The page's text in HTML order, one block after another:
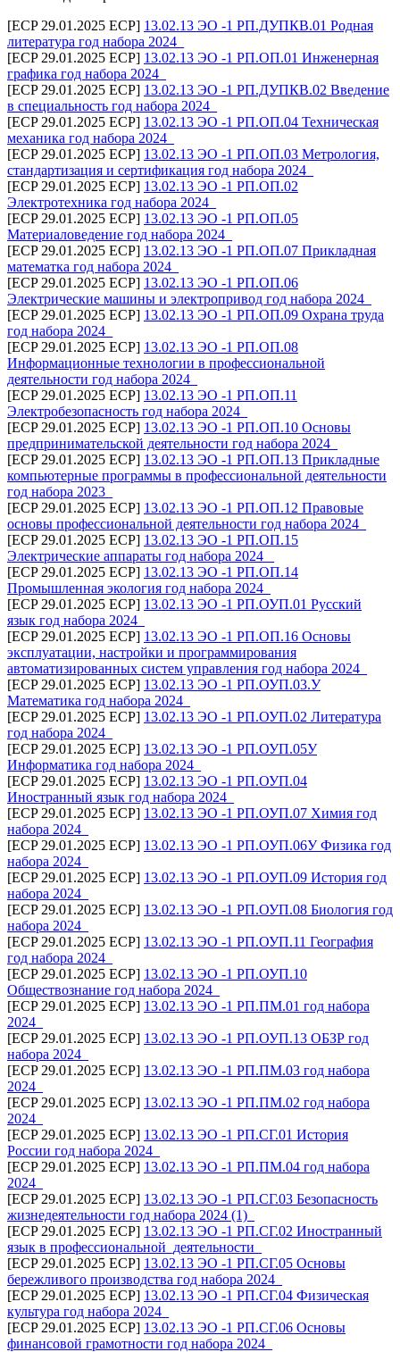
[ECP 29.01.2025 ECP] 13.02.13 ЭО -1 РП.ДУПКВ.01 Родная
литература год набора 2024_
[ECP 29.01.2025 ECP] 13.02.13 ЭО -1 РП.ОП.01 Инженерная
графика год набора 2024_
[ECP 29.01.2025 ECP] 13.02.13 ЭО -1 РП.ДУПКВ.02 Введение
в специальность год набора 2024_
[ECP 29.01.2025 ECP] 13.02.13 ЭО -1 РП.ОП.04 Техническая
механика год набора 2024_
[ECP 29.01.2025 ECP] 13.02.13 ЭО -1 РП.ОП.03 Метрология,
стандартизация и сертификация год набора 2024_
[ECP 29.01.2025 ECP] 13.02.13 ЭО -1 РП.ОП.02
Электротехника год набора 2024_
[ECP 29.01.2025 ECP] 13.02.13 ЭО -1 РП.ОП.05
Материаловедение год набора 2024_
[ECP 29.01.2025 ECP] 13.02.13 ЭО -1 РП.ОП.07 Прикладная
математка год набора 2024_
[ECP 29.01.2025 ECP] 13.02.13 ЭО -1 РП.ОП.06
Электрические машины и электропривод год набора 2024_
[ECP 29.01.2025 ECP] 13.02.13 ЭО -1 РП.ОП.09 Охрана труда
год набора 2024_
[ECP 29.01.2025 ECP] 13.02.13 ЭО -1 РП.ОП.08
Информационные технологии в профессиональной
деятельности год набора 2024_
[ECP 29.01.2025 ECP] 13.02.13 ЭО -1 РП.ОП.11
Электробезопасность год набора 2024_
[ECP 29.01.2025 ECP] 13.02.13 ЭО -1 РП.ОП.10 Основы
предпринимательской деятельности год набора 2024_
[ECP 29.01.2025 ECP] 13.02.13 ЭО -1 РП.ОП.13 Прикладные
компьютерные программы в профессиональной деятельности
год набора 2023_
[ECP 29.01.2025 ECP] 13.02.13 ЭО -1 РП.ОП.12 Правовые
основы профессиональной деятельности год набора 2024_
[ECP 29.01.2025 ECP] 13.02.13 ЭО -1 РП.ОП.15
Электрические аппараты год набора 2024 _
[ECP 29.01.2025 ECP] 13.02.13 ЭО -1 РП.ОП.14
Промышленная экология год набора 2024_
[ECP 29.01.2025 ECP] 13.02.13 ЭО -1 РП.ОУП.01 Русский
язык год набора 2024_
[ECP 29.01.2025 ECP] 13.02.13 ЭО -1 РП.ОП.16 Основы
эксплуатации, настройки и программирования
автоматизированных систем управления год набора 2024_
[ECP 29.01.2025 ECP] 13.02.13 ЭО -1 РП.ОУП.03.У
Математика год набора 2024_
[ECP 29.01.2025 ECP] 13.02.13 ЭО -1 РП.ОУП.02 Литература
год набора 2024_
[ECP 29.01.2025 ECP] 13.02.13 ЭО -1 РП.ОУП.05У
Информатика год набора 2024_
[ECP 29.01.2025 ECP] 13.02.13 ЭО -1 РП.ОУП.04
Иностранный язык год набора 2024_
[ECP 29.01.2025 ECP] 13.02.13 ЭО -1 РП.ОУП.07 Химия год
набора 2024_
[ECP 29.01.2025 ECP] 13.02.13 ЭО -1 РП.ОУП.06У Физика год
набора 2024_
[ECP 29.01.2025 ECP] 13.02.13 ЭО -1 РП.ОУП.09 История год
набора 2024_
[ECP 29.01.2025 ECP] 13.02.13 ЭО -1 РП.ОУП.08 Биология год
набора 2024_
[ECP 29.01.2025 ECP] 13.02.13 ЭО -1 РП.ОУП.11 География
год набора 2024_
[ECP 29.01.2025 ECP] 13.02.13 ЭО -1 РП.ОУП.10
Обществознание год набора 2024_
[ECP 29.01.2025 ECP] 13.02.13 ЭО -1 РП.ПМ.01 год набора
2024_
[ECP 29.01.2025 ECP] 13.02.13 ЭО -1 РП.ОУП.13 ОБЗР год
набора 2024_
[ECP 29.01.2025 ECP] 13.02.13 ЭО -1 РП.ПМ.03 год набора
2024_
[ECP 29.01.2025 ECP] 13.02.13 ЭО -1 РП.ПМ.02 год набора
2024_
[ECP 29.01.2025 ECP] 13.02.13 ЭО -1 РП.СГ.01 История
России год набора 2024_
[ECP 29.01.2025 ECP] 13.02.13 ЭО -1 РП.ПМ.04 год набора
2024_
[ECP 29.01.2025 ECP] 13.02.13 ЭО -1 РП.СГ.03 Безопасность
жизнедеятельности год набора 2024 (1)_
[ECP 29.01.2025 ECP] 13.02.13 ЭО -1 РП.СГ.02 Иностранный
язык в профессиональной_деятельности_
[ECP 29.01.2025 ECP] 13.02.13 ЭО -1 РП.СГ.05 Основы
бережливого производства год набора 2024_
[ECP 29.01.2025 ECP] 13.02.13 ЭО -1 РП.СГ.04 Физическая
культура год набора 2024_
[ECP 29.01.2025 ECP] 13.02.13 ЭО -1 РП.СГ.06 Основы
финансовой грамотности год набора 2024_